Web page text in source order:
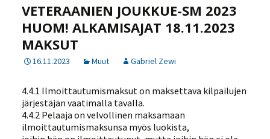
VETERAANIEN JOUKKUE-SM 2023
HUOM! ALKAMISAJAT 18.11.2023
MAKSUT
16.11.2023 Muut Gabriel Zewi
4.4.1 Ilmoittautumismaksut on maksettava kilpailujen
järjestäjän vaatimalla tavalla.
4.4.2 Pelaaja on velvollinen maksamaan
ilmoittautumismaksunsa myös luokista,